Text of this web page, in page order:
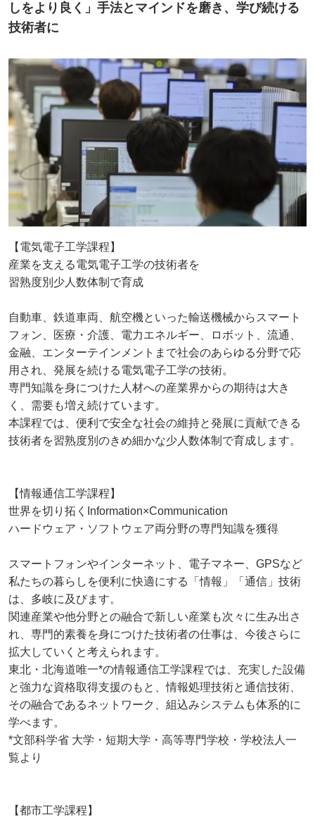
しをより良く」手法とマインドを磨き、学び続ける
技術者に
【電気電子工学課程】
産業を支える電気電子工学の技術者を
習熟度別少人数体制で育成
自動車、鉄道車両、航空機といった輸送機械からスマート
フォン、医療・介護、電力エネルギー、ロボット、流通、
金融、エンターテインメントまで社会のあらゆる分野で応
用され、発展を続ける電気電子工学の技術。
専門知識を身につけた人材への産業界からの期待は大き
く、需要も増え続けています。
本課程では、便利で安全な社会の維持と発展に貢献できる
技術者を習熟度別のきめ細かな少人数体制で育成します。
【情報通信工学課程】
世界を切り拓くInformation×Communication
ハードウェア・ソフトウェア両分野の専門知識を獲得
スマートフォンやインターネット、電子マネー、GPSなど
私たちの暮らしを便利に快適にする「情報」「通信」技術
は、多岐に及びます。
関連産業や他分野との融合で新しい産業も次々に生み出さ
れ、専門的素養を身につけた技術者の仕事は、今後さらに
拡大していくと考えられます。
東北・北海道唯一*の情報通信工学課程では、充実した設備
と強力な資格取得支援のもと、情報処理技術と通信技術、
その融合であるネットワーク、組込みシステムも体系的に
学べます。
*文部科学省 大学・短期大学・高等専門学校・学校法人一
覧より
【都市工学課程】